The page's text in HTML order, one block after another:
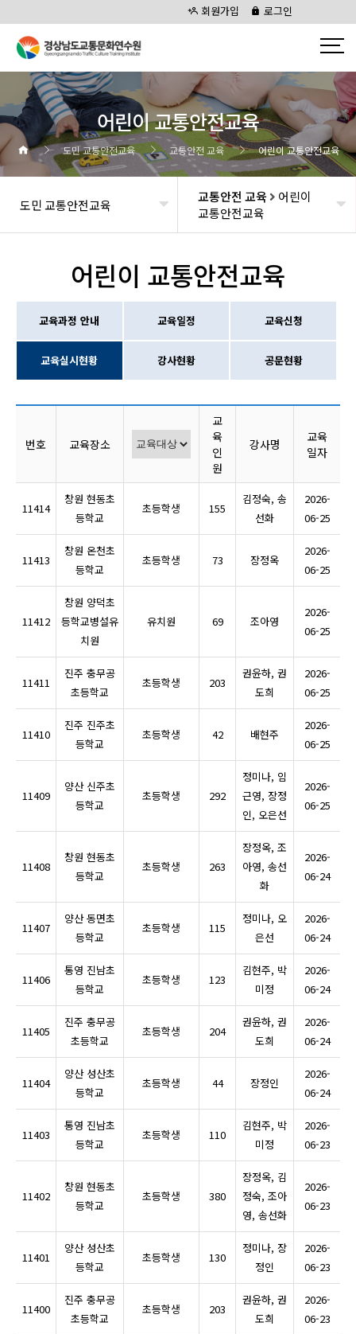
회원가입 로그인
어린이 교통안전교육
도민 교통안전교육 교통안전 교육 어린이 교통안전교육
도민 교통안전교육 교통안전 교육
어린이
교통안전교육
어린이 교통안전교육
교육과정 안내 교육일정 교육신청
교육실시현황 강사현황 공문현황
번호 교육장소
교
육
인
원
강사명
교육
일자
11414
창원 현동초
등학교
초등학생 155
김정숙, 송
선화
2026-
06-25
11413
창원 온천초
등학교
초등학생 73 장정옥
2026-
06-25
11412
창원 양덕초
등학교병설유
치원
유치원 69 조아영
2026-
06-25
11411
진주 충무공
초등학교
초등학생 203
권윤하, 권
도희
2026-
06-25
11410
진주 진주초
등학교
초등학생 42 배현주
2026-
06-25
11409
양산 신주초
등학교
초등학생 292
정미나, 임
근영, 장정
인, 오은선
2026-
06-25
11408
창원 현동초
등학교
초등학생 263
장정옥, 조
아영, 송선
화
2026-
06-24
11407
양산 동면초
등학교
초등학생 115
정미나, 오
은선
2026-
06-24
11406
통영 진남초
등학교
초등학생 123
김현주, 박
미정
2026-
06-24
11405
진주 충무공
초등학교
초등학생 204
권윤하, 권
도희
2026-
06-24
11404
양산 성산초
등학교
초등학생 44 장정인
2026-
06-24
11403
통영 진남초
등학교
초등학생 110
김현주, 박
미정
2026-
06-23
11402
창원 현동초
등학교
초등학생 380
장정옥, 김
정숙, 조아
영, 송선화
2026-
06-23
11401
양산 성산초
등학교
초등학생 130
정미나, 장
정인
2026-
06-23
11400
진주 충무공
초등학교
초등학생 203
권윤하, 권
도희
2026-
06-23